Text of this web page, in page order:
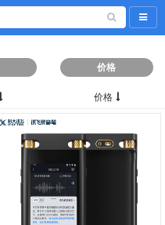
导航
价格
价格